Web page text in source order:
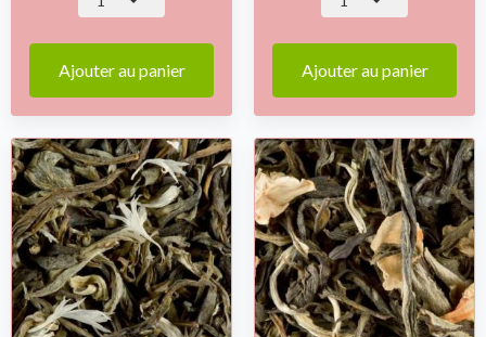
Ajouter au panier Ajouter au panier